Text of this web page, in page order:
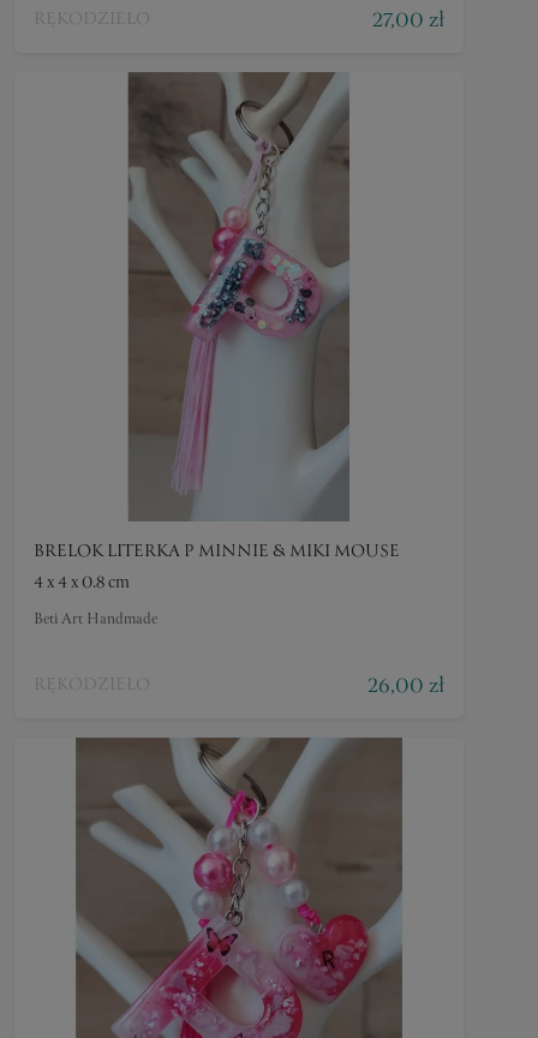
RĘKODZIEŁO 27,00 zł
BRELOK LITERKA P MINNIE & MIKI MOUSE
4 x 4 x 0.8 cm
Beti Art Handmade
RĘKODZIEŁO 26,00 zł